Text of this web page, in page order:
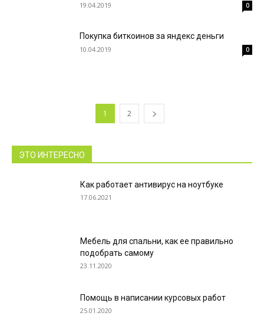
19.04.2019 0
Покупка биткоинов за яндекс деньги
10.04.2019 0
1 2
ЭТО ИНТЕРЕСНО
Как работает антивирус на ноутбуке
17.06.2021
Мебель для спальни, как ее правильно
подобрать самому
23.11.2020
Помощь в написании курсовых работ
25.01.2020